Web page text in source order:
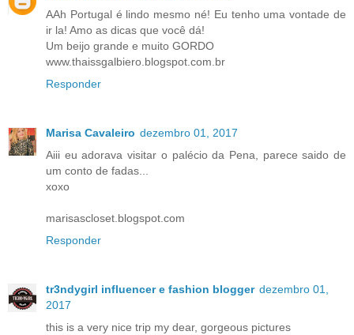
AAh Portugal é lindo mesmo né! Eu tenho uma vontade de
ir la! Amo as dicas que você dá!
Um beijo grande e muito GORDO
www.thaissgalbiero.blogspot.com.br
Responder
Marisa Cavaleiro dezembro 01, 2017
Aiii eu adorava visitar o palécio da Pena, parece saido de
um conto de fadas...
xoxo
marisascloset.blogspot.com
Responder
tr3ndygirl influencer e fashion blogger dezembro 01,
2017
this is a very nice trip my dear, gorgeous pictures